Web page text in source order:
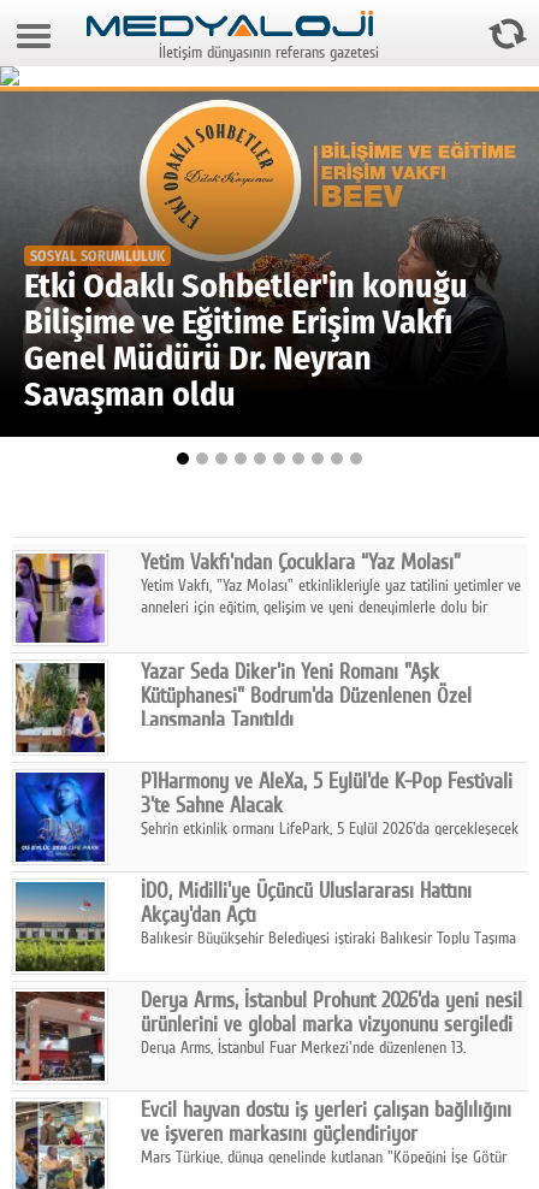
8 Ağustos 2026 21:36:06
Video Galeri
Gazeteler
Medya
Reyting-tiraj
Teknoloji
Televizyon
Facebook
Diziler
Karikatür
Youtube
Polemik
Reklam
Yazarlar
Künye
SOSYAL MEDYA
Facebook
Twitter
Google Plus
© 2026 TÜM HAKLARI SAKLIDIR
İletişim dünyasının referans gazetesi
SOSYAL SORUMLULUK
Etki Odaklı Sohbetler'in konuğu
Bilişime ve Eğitime Erişim Vakfı
Genel Müdürü Dr. Neyran
Savaşman oldu
Yetim Vakfı'ndan Çocuklara “Yaz Molası”
Yetim Vakfı, "Yaz Molası" etkinlikleriyle yaz tatilini yetimler ve
anneleri için eğitim, gelişim ve yeni deneyimlerle dolu bir
Yazar Seda Diker'in Yeni Romanı "Aşk
Kütüphanesi" Bodrum'da Düzenlenen Özel
Lansmanla Tanıtıldı
Diker'in 13. kitabı “Aşk Kütüphanesi” 6 Ağustos'ta Casa dell'Arte
Bodrum'da düzenlenen özel lansmanla okurlarıyla buluştu.
P1Harmony ve AleXa, 5 Eylül'de K-Pop Festivali
3'te Sahne Alacak
Şehrin etkinlik ormanı LifePark, 5 Eylül 2026'da gerçekleşecek
haritasında önemli bir destinasyon haline getirmeye
hazırlanıyor.
İDO, Midilli'ye Üçüncü Uluslararası Hattını
Akçay'dan Açtı
Balıkesir Büyükşehir Belediyesi iştiraki Balıkesir Toplu Taşıma
Midilli hattının resmi açılışı gerçekleştirildi.
Derya Arms, İstanbul Prohunt 2026'da yeni nesil
ürünlerini ve global marka vizyonunu sergiledi
Derya Arms, İstanbul Fuar Merkezi'nde düzenlenen 13.
Fuarı'nda sektör profesyonelleri, iş ortakları, bayiler ve son
kullanıcılarla bir araya geldi.
Evcil hayvan dostu iş yerleri çalışan bağlılığını
ve işveren markasını güçlendiriyor
Mars Türkiye, dünya genelinde kutlanan "Köpeğini İşe Götür